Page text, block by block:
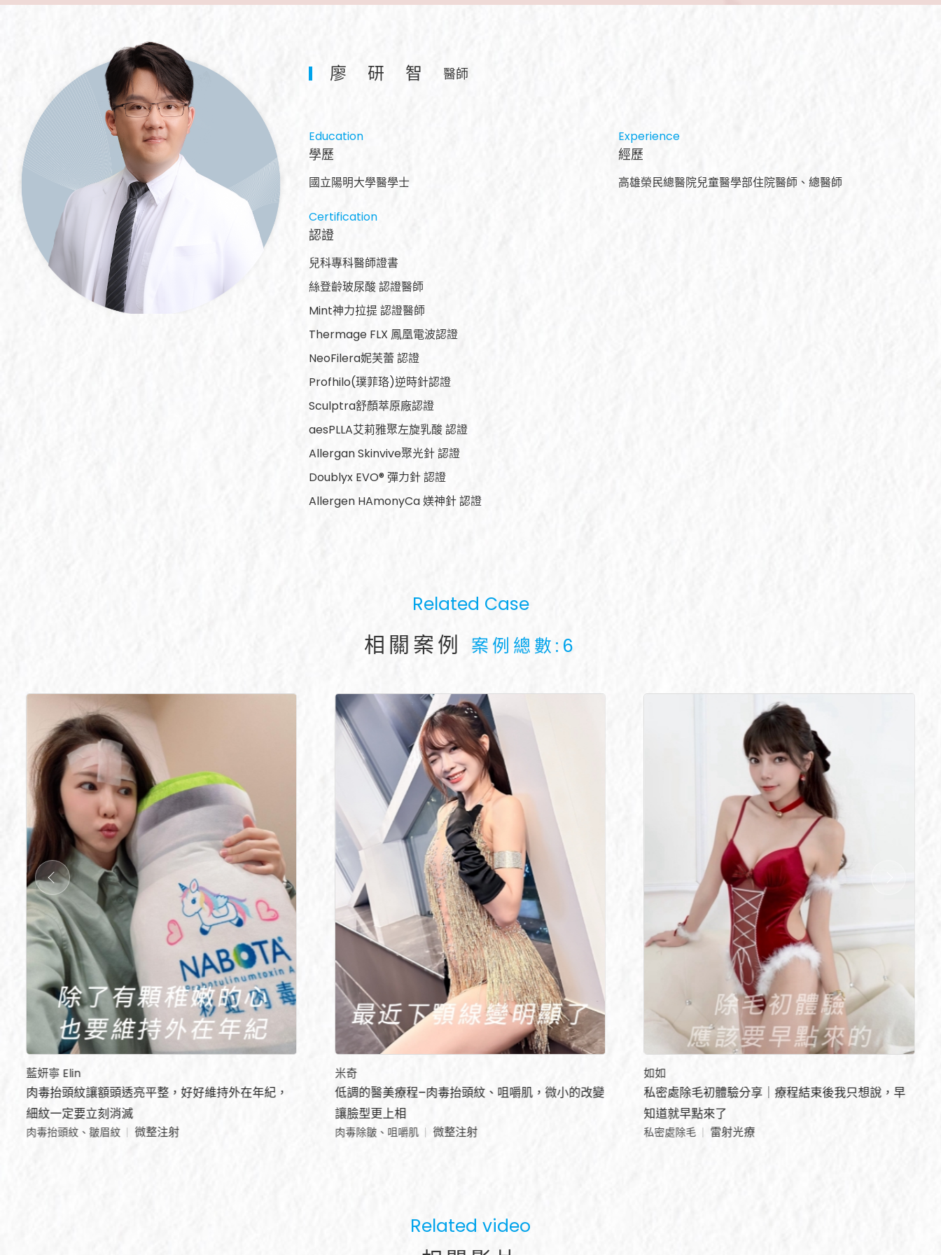
廖研智醫師
Education​
學歷
國立陽明大學醫學士
Certification
認證
兒科專科醫師證書
絲登齡玻尿酸 認證醫師
Mint神力拉提 認證醫師
Thermage FLX 鳳凰電波認證
NeoFilera妮芙蕾 認證
Profhilo(璞菲珞)逆時針認證
Sculptra舒顏萃原廠認證
aesPLLA艾莉雅聚左旋乳酸 認證
Allergan Skinvive聚光針 認證
Doublyx EVO® 彈力針 認證
Allergen HAmonyCa 媄神針 認證
Experience
經歷
高雄榮民總醫院兒童醫學部住院醫師、總醫師
Related Case
相關案例 案例總數:6
藍妍寧 Elin
肉毒抬頭紋讓額頭透亮平整，好好維持外在年紀，
細紋一定要立刻消滅
肉毒抬頭紋、皺眉紋 微整注射
米奇
低調的醫美療程–肉毒抬頭紋、咀嚼肌，微小的改變
讓臉型更上相
肉毒除皺、咀嚼肌 微整注射
如如
私密處除毛初體驗分享｜療程結束後我只想說，早
知道就早點來了
私密處除毛 雷射光療
Related video